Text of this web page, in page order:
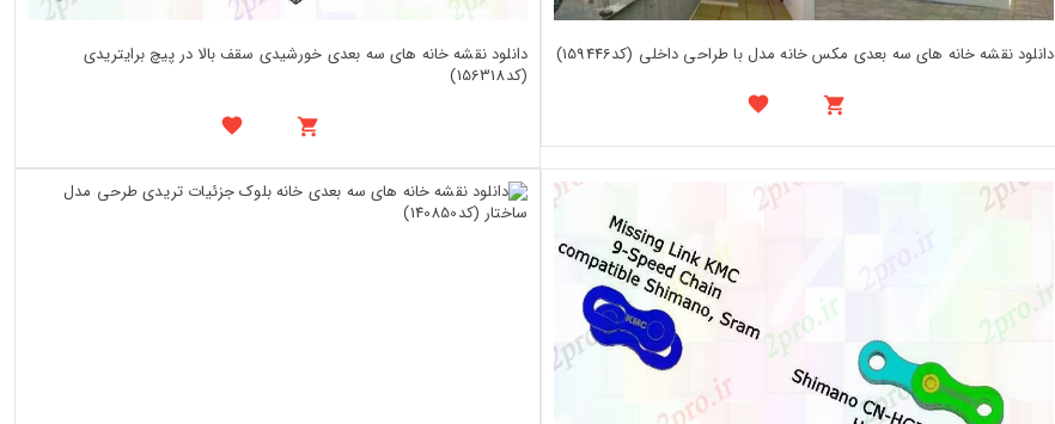
دانلود نقشه خانه های سه بعدی مکس خانه مدل با طراحی داخلی (کد159446)
دانلود نقشه خانه های سه بعدی خورشیدی سقف بالا در پیچ برایتریدی
(کد156318)